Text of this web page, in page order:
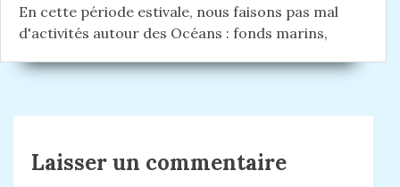
En cette période estivale, nous faisons pas mal
d'activités autour des Océans : fonds marins,
Laisser un commentaire